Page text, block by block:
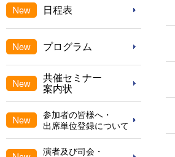
日程表
プログラム
共催セミナー
案内状
参加者の皆様へ・
出席単位登録について
演者及び司会・